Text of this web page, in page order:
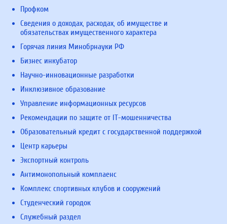
Профком
Сведения о доходах, расходах, об имуществе и
обязательствах имущественного характера
Горячая линия Минобрнауки РФ
Бизнес инкубатор
Научно-инновационные разработки
Инклюзивное образование
Управление информационных ресурсов
Рекомендации по защите от IT-мошенничества
Образовательный кредит с государственной поддержкой
Центр карьеры
Экспортный контроль
Антимонопольный комплаенс
Комплекс спортивных клубов и сооружений
Студенческий городок
Служебный раздел